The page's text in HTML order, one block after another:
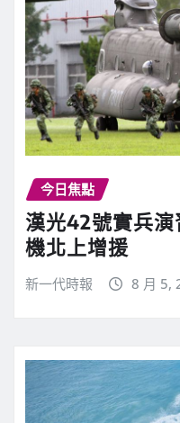
今日焦點
漢光42號實兵
機北上增援
新一代時報 8 月 5,